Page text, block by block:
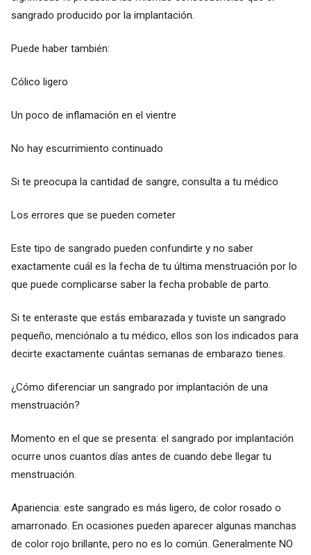
sangrado producido por la implantación.
Puede haber también:
Cólico ligero
Un poco de inflamación en el vientre
No hay escurrimiento continuado
Si te preocupa la cantidad de sangre, consulta a tu médico
Los errores que se pueden cometer
Este tipo de sangrado pueden confundirte y no saber
exactamente cuál es la fecha de tu última menstruación por lo
que puede complicarse saber la fecha probable de parto.
Si te enteraste que estás embarazada y tuviste un sangrado
pequeño, menciónalo a tu médico, ellos son los indicados para
decirte exactamente cuántas semanas de embarazo tienes.
¿Cómo diferenciar un sangrado por implantación de una
menstruación?
Momento en el que se presenta: el sangrado por implantación
ocurre unos cuantos días antes de cuando debe llegar tu
menstruación.
Apariencia: este sangrado es más ligero, de color rosado o
amarronado. En ocasiones pueden aparecer algunas manchas
de color rojo brillante, pero no es lo común. Generalmente NO